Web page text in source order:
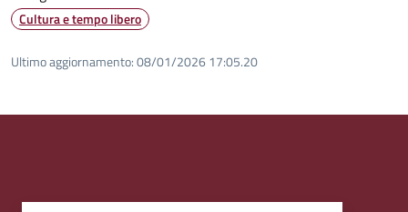
Cultura e tempo libero
Ultimo aggiornamento:08/01/2026 17:05.20